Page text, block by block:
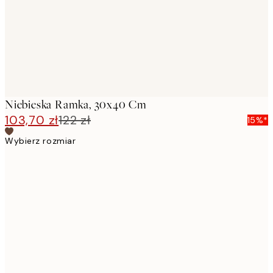
Niebieska Ramka, 30x40 Cm
103,70 zł122 zł
15%*
Wybierz rozmiar